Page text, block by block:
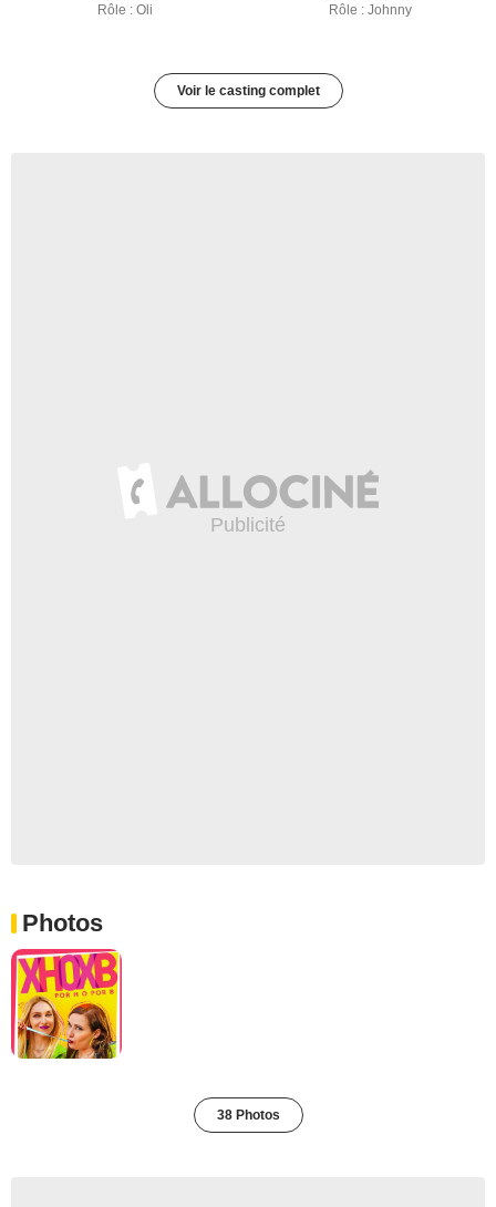
Rôle : Oli Rôle : Johnny
Voir le casting complet
Photos
38 Photos